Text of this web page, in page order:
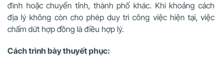
đình hoặc chuyển tỉnh, thành phố khác. Khi khoảng cách
địa lý không còn cho phép duy trì công việc hiện tại, việc
chấm dứt hợp đồng là điều hợp lý.
Cách trình bày thuyết phục: